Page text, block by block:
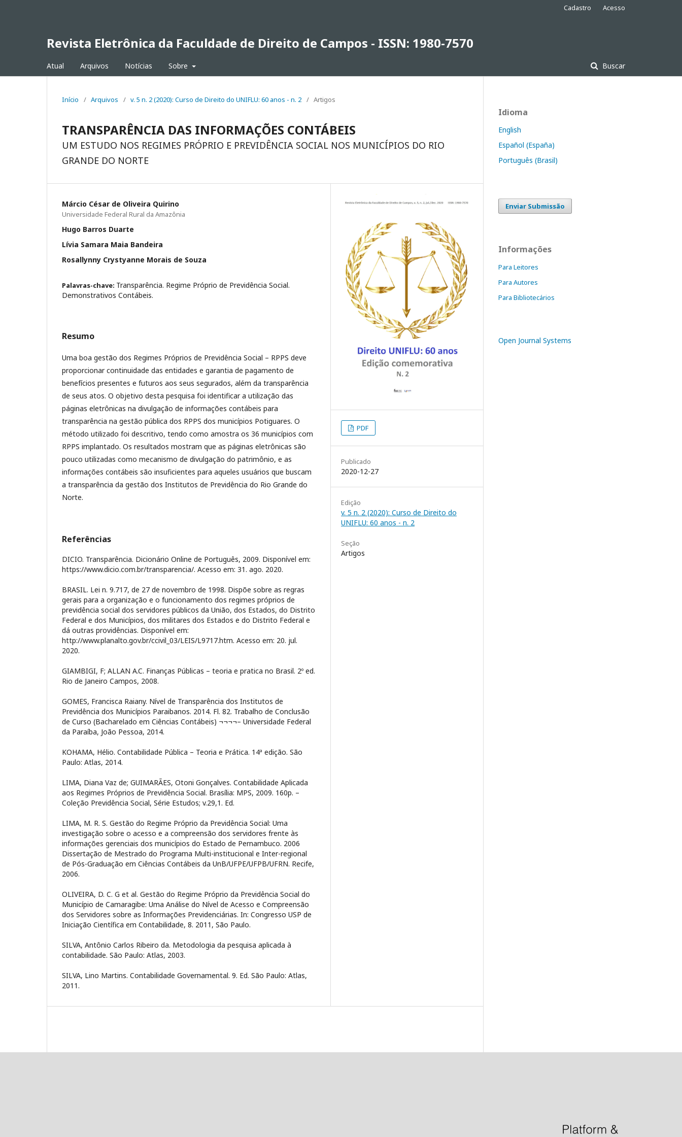
Revista Eletrônica da Faculdade de Direito de Campos - ISSN: 1980-7570
Atual Arquivos Notícias Sobre Buscar
Cadastro Acesso
Início / Arquivos / v. 5 n. 2 (2020): Curso de Direito do UNIFLU: 60 anos - n. 2 / Artigos
TRANSPARÊNCIA DAS INFORMAÇÕES CONTÁBEIS
UM ESTUDO NOS REGIMES PRÓPRIO E PREVIDÊNCIA SOCIAL NOS MUNICÍPIOS DO RIO
GRANDE DO NORTE
Márcio César de Oliveira Quirino
Universidade Federal Rural da Amazônia
Hugo Barros Duarte
Lívia Samara Maia Bandeira
Rosallynny Crystyanne Morais de Souza
Palavras-chave: Transparência. Regime Próprio de Previdência Social.
Demonstrativos Contábeis.
Resumo
Uma boa gestão dos Regimes Próprios de Previdência Social – RPPS deve
proporcionar continuidade das entidades e garantia de pagamento de
benefícios presentes e futuros aos seus segurados, além da transparência
de seus atos. O objetivo desta pesquisa foi identificar a utilização das
páginas eletrônicas na divulgação de informações contábeis para
transparência na gestão pública dos RPPS dos municípios Potiguares. O
método utilizado foi descritivo, tendo como amostra os 36 municípios com
RPPS implantado. Os resultados mostram que as páginas eletrônicas são
pouco utilizadas como mecanismo de divulgação do patrimônio, e as
informações contábeis são insuficientes para aqueles usuários que buscam
a transparência da gestão dos Institutos de Previdência do Rio Grande do
Norte.
Referências
DICIO. Transparência. Dicionário Online de Português, 2009. Disponível em:
https://www.dicio.com.br/transparencia/. Acesso em: 31. ago. 2020.
BRASIL. Lei n. 9.717, de 27 de novembro de 1998. Dispõe sobre as regras
gerais para a organização e o funcionamento dos regimes próprios de
previdência social dos servidores públicos da União, dos Estados, do Distrito
Federal e dos Municípios, dos militares dos Estados e do Distrito Federal e
dá outras providências. Disponível em:
http://www.planalto.gov.br/ccivil_03/LEIS/L9717.htm. Acesso em: 20. jul.
2020.
GIAMBIGI, F; ALLAN A.C. Finanças Públicas – teoria e pratica no Brasil. 2º ed.
Rio de Janeiro Campos, 2008.
GOMES, Francisca Raiany. Nível de Transparência dos Institutos de
Previdência dos Municípios Paraibanos. 2014. Fl. 82. Trabalho de Conclusão
de Curso (Bacharelado em Ciências Contábeis) ¬¬¬¬– Universidade Federal
da Paraíba, João Pessoa, 2014.
KOHAMA, Hélio. Contabilidade Pública – Teoria e Prática. 14ª edição. São
Paulo: Atlas, 2014.
LIMA, Diana Vaz de; GUIMARÃES, Otoni Gonçalves. Contabilidade Aplicada
aos Regimes Próprios de Previdência Social. Brasília: MPS, 2009. 160p. –
Coleção Previdência Social, Série Estudos; v.29,1. Ed.
LIMA, M. R. S. Gestão do Regime Próprio da Previdência Social: Uma
investigação sobre o acesso e a compreensão dos servidores frente às
informações gerenciais dos municípios do Estado de Pernambuco. 2006
Dissertação de Mestrado do Programa Multi-institucional e Inter-regional
de Pós-Graduação em Ciências Contábeis da UnB/UFPE/UFPB/UFRN. Recife,
2006.
OLIVEIRA, D. C. G et al. Gestão do Regime Próprio da Previdência Social do
Município de Camaragibe: Uma Análise do Nível de Acesso e Compreensão
dos Servidores sobre as Informações Previdenciárias. In: Congresso USP de
Iniciação Científica em Contabilidade, 8. 2011, São Paulo.
SILVA, Antônio Carlos Ribeiro da. Metodologia da pesquisa aplicada à
contabilidade. São Paulo: Atlas, 2003.
SILVA, Lino Martins. Contabilidade Governamental. 9. Ed. São Paulo: Atlas,
2011.
PDF
Publicado
2020-12-27
Edição
v. 5 n. 2 (2020): Curso de Direito do
UNIFLU: 60 anos - n. 2
Seção
Artigos
Idioma
English
Español (España)
Português (Brasil)
Enviar Submissão
Informações
Para Leitores
Para Autores
Para Bibliotecários
Open Journal Systems